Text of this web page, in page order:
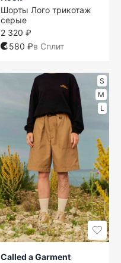
Шорты Лого трикотаж
серые
2 320 ₽
580 ₽в Сплит
S
M
L
Called a Garment